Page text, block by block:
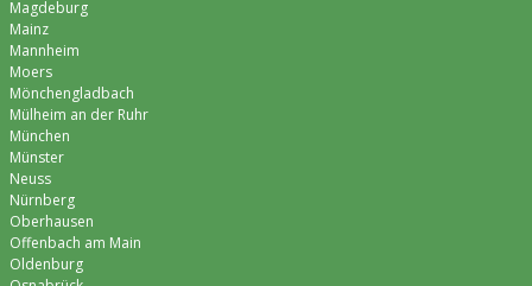
Magdeburg
Mainz
Mannheim
Moers
Mönchen­gladbach
Mülheim an der Ruhr
München
Münster
Neuss
Nürnberg
Oberhausen
Offenbach am Main
Oldenburg